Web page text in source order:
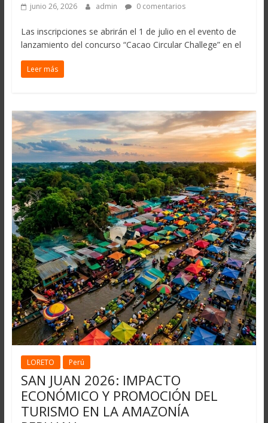
junio 26, 2026 admin 0 comentarios
Las inscripciones se abrirán el 1 de julio en el evento de
lanzamiento del concurso “Cacao Circular Challege” en el
Leer más
LORETO Perú
SAN JUAN 2026: IMPACTO
ECONÓMICO Y PROMOCIÓN DEL
TURISMO EN LA AMAZONÍA